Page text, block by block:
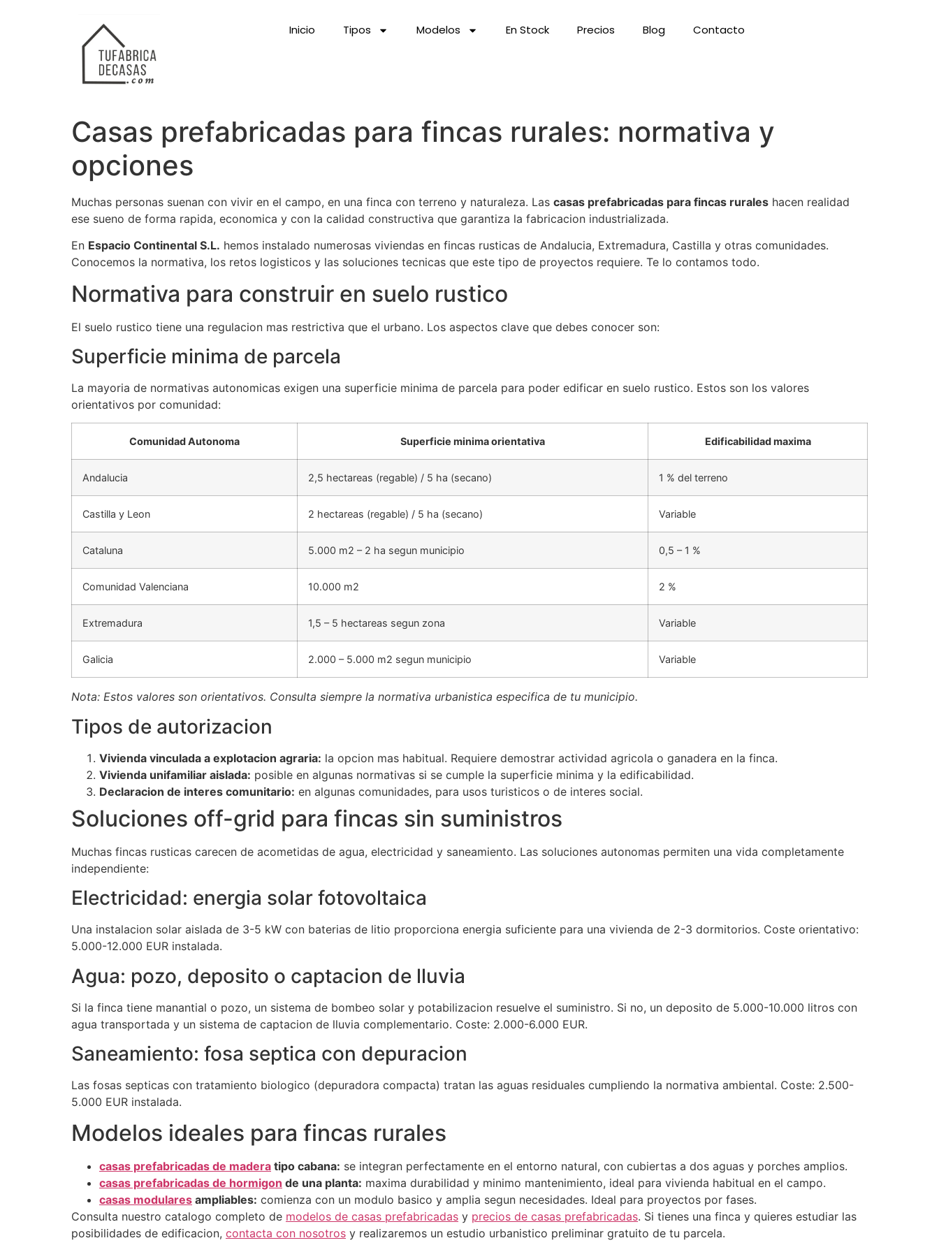
Inicio Tipos Modelos En Stock Precios Blog Contacto
Casas prefabricadas para fincas rurales: normativa y
opciones
Muchas personas suenan con vivir en el campo, en una finca con terreno y naturaleza. Las casas prefabricadas para fincas rurales hacen realidad
ese sueno de forma rapida, economica y con la calidad constructiva que garantiza la fabricacion industrializada.
En Espacio Continental S.L. hemos instalado numerosas viviendas en fincas rusticas de Andalucia, Extremadura, Castilla y otras comunidades.
Conocemos la normativa, los retos logisticos y las soluciones tecnicas que este tipo de proyectos requiere. Te lo contamos todo.
Normativa para construir en suelo rustico
El suelo rustico tiene una regulacion mas restrictiva que el urbano. Los aspectos clave que debes conocer son:
Superficie minima de parcela
La mayoria de normativas autonomicas exigen una superficie minima de parcela para poder edificar en suelo rustico. Estos son los valores
orientativos por comunidad:
Comunidad Autonoma Superficie minima orientativa Edificabilidad maxima
Andalucia 2,5 hectareas (regable) / 5 ha (secano) 1 % del terreno
Castilla y Leon 2 hectareas (regable) / 5 ha (secano) Variable
Cataluna 5.000 m2 – 2 ha segun municipio 0,5 – 1 %
Comunidad Valenciana 10.000 m2 2 %
Extremadura 1,5 – 5 hectareas segun zona Variable
Galicia 2.000 – 5.000 m2 segun municipio Variable
Nota: Estos valores son orientativos. Consulta siempre la normativa urbanistica especifica de tu municipio.
Tipos de autorizacion
Vivienda vinculada a explotacion agraria: la opcion mas habitual. Requiere demostrar actividad agricola o ganadera en la finca.
Vivienda unifamiliar aislada: posible en algunas normativas si se cumple la superficie minima y la edificabilidad.
Declaracion de interes comunitario: en algunas comunidades, para usos turisticos o de interes social.
Soluciones off-grid para fincas sin suministros
Muchas fincas rusticas carecen de acometidas de agua, electricidad y saneamiento. Las soluciones autonomas permiten una vida completamente
independiente:
Electricidad: energia solar fotovoltaica
Una instalacion solar aislada de 3-5 kW con baterias de litio proporciona energia suficiente para una vivienda de 2-3 dormitorios. Coste orientativo:
5.000-12.000 EUR instalada.
Agua: pozo, deposito o captacion de lluvia
Si la finca tiene manantial o pozo, un sistema de bombeo solar y potabilizacion resuelve el suministro. Si no, un deposito de 5.000-10.000 litros con
agua transportada y un sistema de captacion de lluvia complementario. Coste: 2.000-6.000 EUR.
Saneamiento: fosa septica con depuracion
Las fosas septicas con tratamiento biologico (depuradora compacta) tratan las aguas residuales cumpliendo la normativa ambiental. Coste: 2.500-
5.000 EUR instalada.
Modelos ideales para fincas rurales
casas prefabricadas de madera tipo cabana: se integran perfectamente en el entorno natural, con cubiertas a dos aguas y porches amplios.
casas prefabricadas de hormigon de una planta: maxima durabilidad y minimo mantenimiento, ideal para vivienda habitual en el campo.
casas modulares ampliables: comienza con un modulo basico y amplia segun necesidades. Ideal para proyectos por fases.
Consulta nuestro catalogo completo de modelos de casas prefabricadas y precios de casas prefabricadas. Si tienes una finca y quieres estudiar las
posibilidades de edificacion, contacta con nosotros y realizaremos un estudio urbanistico preliminar gratuito de tu parcela.